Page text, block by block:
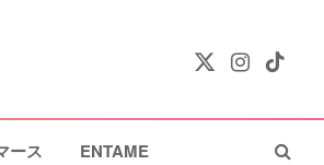
X
Instagram
TikTok
ース ENTAME